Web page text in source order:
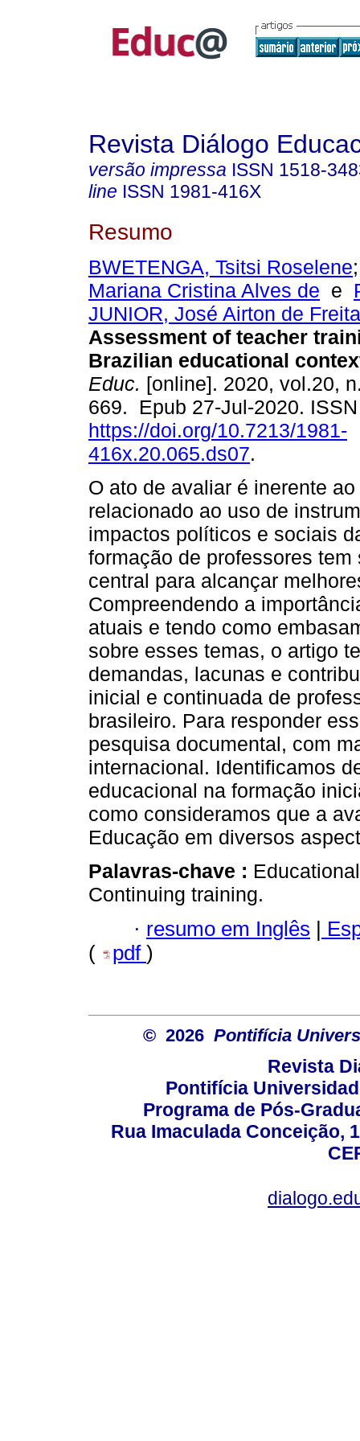
Revista Diálogo
versão impressa ISSN 1518-
line ISSN 1981-416X
Resumo
BWETENGA, Tsitsi Roselene
Mariana Cristina Alves de e
JUNIOR, José Airton de
Assessment of teacher
Brazilian educational
Educ. [online]. 2020, vol.20,
669. Epub 27-Jul-2020.
https://doi.org/10.7213/1981-
416x.20.065.ds07.
O ato de avaliar é inerente
relacionado ao uso de
impactos políticos e sociais
formação de professores
central para alcançar
Compreendendo a
atuais e tendo como
sobre esses temas, o artigo
demandas, lacunas e
inicial e continuada de
brasileiro. Para responder
pesquisa documental, com
internacional. Identificamos
educacional na formação
como consideramos que a
Educação em diversos
Palavras-chave :
Continuing training.
· resumo em Inglês |
(
pdf )
© 2026 Pontifícia
Revista
Pontifícia
Programa de Pós-
Rua Imaculada Conceição,